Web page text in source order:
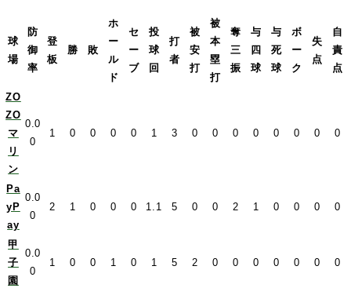
球
場
防
御
率
登
板
勝 敗
ホ
ー
ル
ド
セ
ー
ブ
投
球
回
打
者
被
安
打
被
本
塁
打
奪
三
振
与
四
球
与
死
球
ボ
ー
ク
失
点
自
責
点
ZO
ZO
マ
リ
ン
0.0
0
1 0 0 0 0 1 3 0 0 0 0 0 0 0 0
Pa
yP
ay
0.0
0
2 1 0 0 0 1.1 5 0 0 2 1 0 0 0 0
甲
子
園
0.0
0
1 0 0 1 0 1 5 2 0 0 0 0 0 0 0